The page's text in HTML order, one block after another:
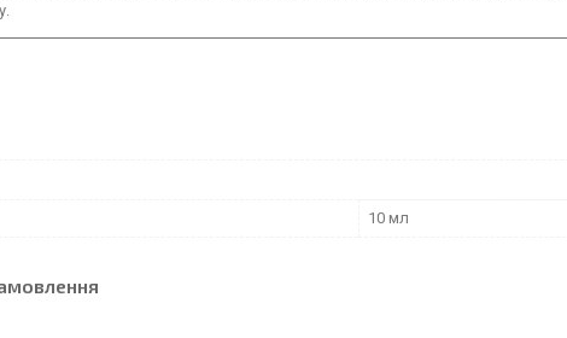
10 мл